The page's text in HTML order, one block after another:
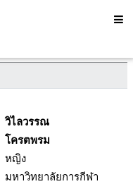
วิไลวรรณ
โครตพรม
หญิง
มหาวิทยาลัยการกีฬา